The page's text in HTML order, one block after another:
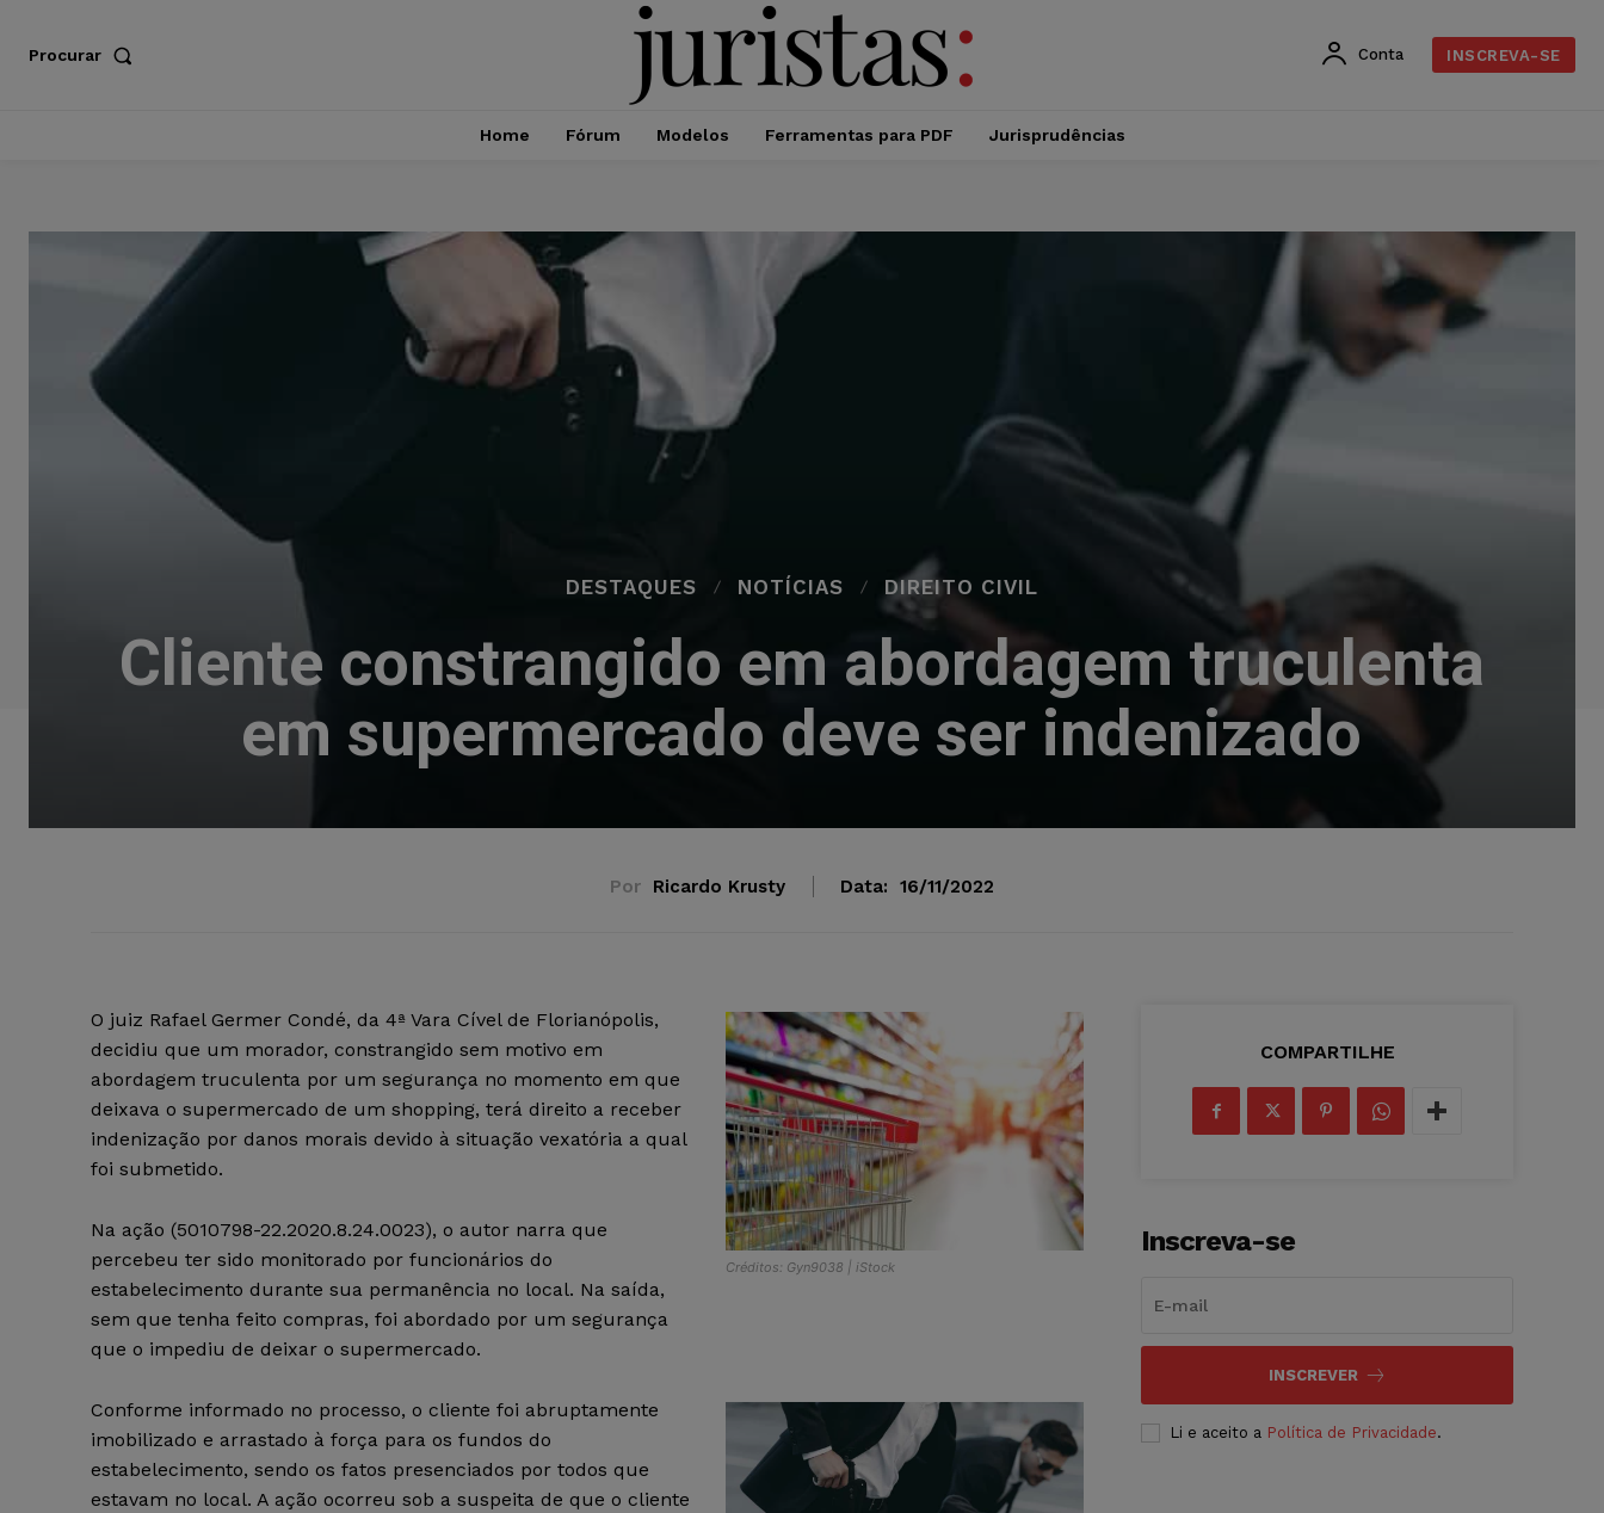
Procurar Conta INSCREVA-SE
Home Fórum Modelos Ferramentas para PDF Jurisprudências
DESTAQUES NOTÍCIAS DIREITO CIVIL
Cliente constrangido em abordagem truculenta
em supermercado deve ser indenizado
Por Ricardo Krusty Data: 16/11/2022
Créditos: Gyn9038 | iStock
O juiz Rafael Germer Condé, da 4ª Vara Cível de Florianópolis,
decidiu que um morador, constrangido sem motivo em
abordagem truculenta por um segurança no momento em que
deixava o supermercado de um shopping, terá direito a receber
indenização por danos morais devido à situação vexatória a qual
foi submetido.
Na ação (5010798-22.2020.8.24.0023), o autor narra que
percebeu ter sido monitorado por funcionários do
estabelecimento durante sua permanência no local. Na saída,
sem que tenha feito compras, foi abordado por um segurança
que o impediu de deixar o supermercado.
Conforme informado no processo, o cliente foi abruptamente
imobilizado e arrastado à força para os fundos do
estabelecimento, sendo os fatos presenciados por todos que
estavam no local. A ação ocorreu sob a suspeita de que o cliente
COMPARTILHE
Inscreva-se
INSCREVER
Li e aceito a Política de Privacidade.